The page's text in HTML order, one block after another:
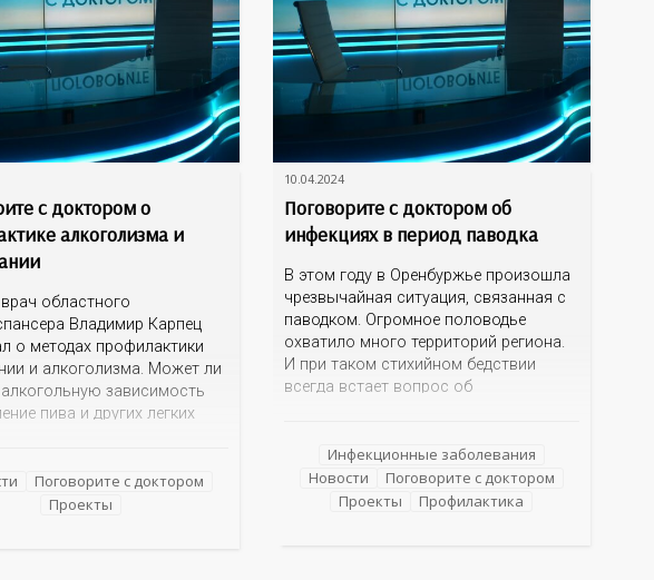
с доктором о
алкоголизма и
областного
Владимир Карпец
о методах профилактики
и алкоголизма. Может ли
зависимость
пива и других легких
распознать, что их
или уже взрослый сын или
Поговорите с доктором
Проекты
10.04.2024
Поговорите с доктором об
инфекциях в период паводка
В этом году в Оренбуржье произошла
чрезвычайная ситуация, связанная с
паводком. Огромное половодье
охватило много территорий региона.
И при таком стихийном бедствии
всегда встает вопрос об
профилактики болезней, которые
могут передаваться через воду. Об
этом мы сегодня и поговорим в нашей
Инфекционные заболевания
Новости
Поговорите с доктором
Проекты
Профилактика